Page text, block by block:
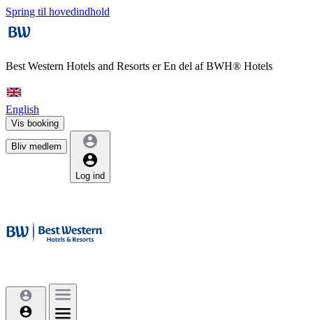
Spring til hovedindhold
Best Western Hotels and Resorts erEn del af BWH® Hotels
English
Vis booking
Bliv medlem
Log ind